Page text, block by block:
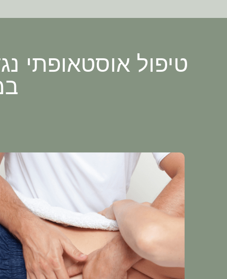
טיפול אוסטאופתי